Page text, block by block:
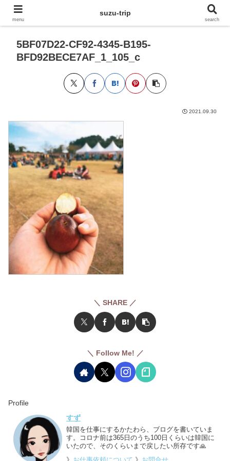
5BF07D22-CF92-4345-B195-
BFD92BECE7AF_1_105_c
2021.09.30
＼ SHARE ／
＼ Follow Me! ／
Profile
すず
韓国を仕事にするかたわら、ブログを書いていま
す。コロナ前は365日のうち100日くらいは韓国に
いたので、そのくらいまで戻したい所存です🙏
menu
suzu-trip
search